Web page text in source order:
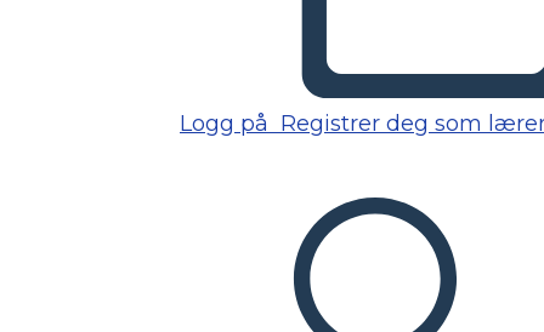
Logg på Registrer deg som